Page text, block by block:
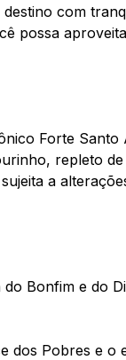
com
possa
Forte Santo
repleto
a
do Bonfim e do
dos Pobres e o